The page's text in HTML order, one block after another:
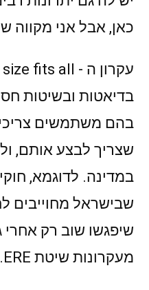
כאן, אבל אני מקווה
בדיאטות ובשיטות
בהם משתמשים
שצריך לבצע אותם,
במדינה. לדוגמא,
שבישראל מחוייבים
מעקרונות שיטת ERE.